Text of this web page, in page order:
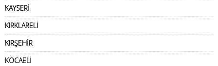
KAYSERİ
KIRKLARELİ
KIRŞEHİR
KOCAELİ